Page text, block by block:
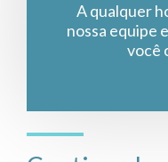
A qualquer
nossa equipe
você